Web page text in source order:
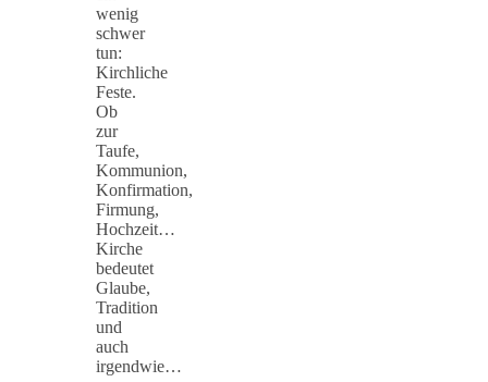
wenig
schwer
tun:
Kirchliche
Feste.
Ob
zur
Taufe,
Kommunion,
Konfirmation,
Firmung,
Hochzeit…
Kirche
bedeutet
Glaube,
Tradition
und
auch
irgendwie…